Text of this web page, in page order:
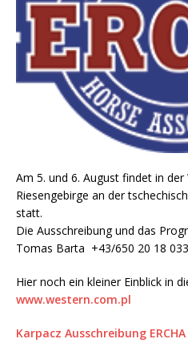
Am 5. und 6. August findet in
Riesengebirge an der
statt.
Die Ausschreibung und das
Tomas Barta +43/650 20 18
Hier noch ein kleiner Einblick in
www.western.com.pl
Karpacz Ausschreibung